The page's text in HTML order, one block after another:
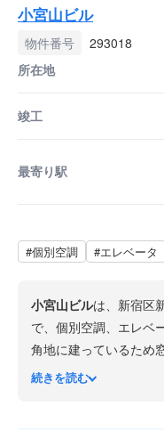
小宮山ビル
物件番号
293018
所在地
竣工
最寄り駅
#個別空調 #エレベータ
小宮山ビルは、新宿区
で、個別空調、エレベ
角地に建っているため
路線が利用可能です。
続きを読む